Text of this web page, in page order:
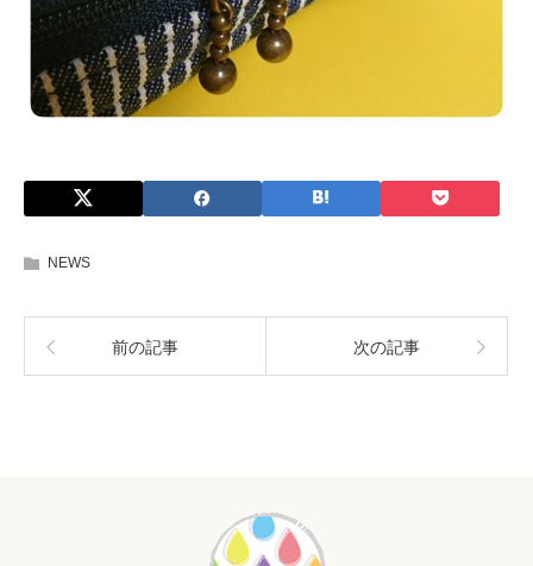
NEWS
前の記事 次の記事